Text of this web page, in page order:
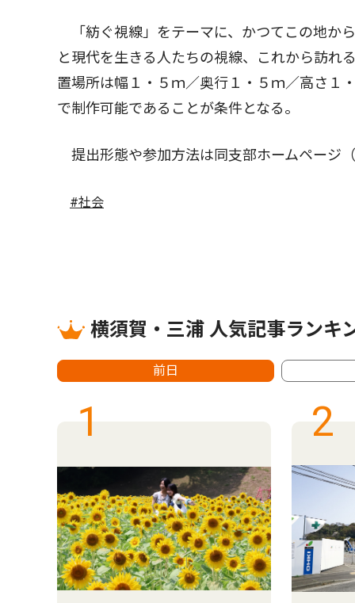
「紡ぐ視線」をテーマに、かつてこの地か
と現代を生きる人たちの視線、これから訪れ
置場所は幅１・５ｍ／奥行１・５ｍ／高さ１
で制作可能であることが条件となる。
提出形態や参加方法は同支部ホームページ
#社会
横須賀・三浦 人気記事ランキ
前日
1 2